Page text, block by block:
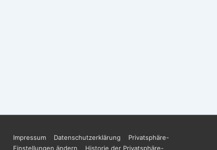
Impressum Datenschutzerklärung
Privatsphäre-
Einstellungen ändern
Historie der Privatsphäre-